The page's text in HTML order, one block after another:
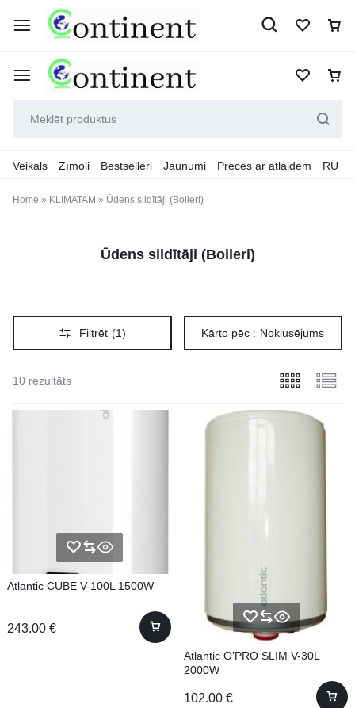
Veikals Zīmoli Bestselleri Jaunumi Preces ar atlaidēm RU
Home » KLIMATAM » Ūdens sildītāji (Boileri)
Ūdens sildītāji (Boileri)
Filtrēt (1) Kārto pēc : Noklusējums
10 rezultāts
Atlantic CUBE V-100L 1500W
243.00 €
Atlantic O’PRO SLIM V-30L
2000W
102.00 €